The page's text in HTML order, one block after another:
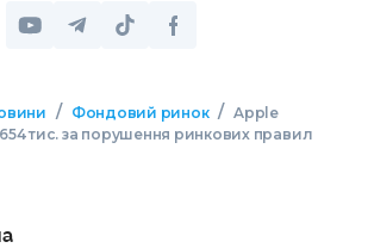
/ Фондовий ринок / Apple
тис. за порушення ринкових правил